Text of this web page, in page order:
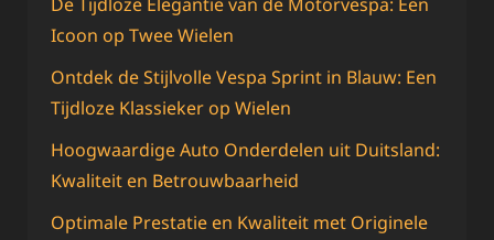
De Tijdloze Elegantie van de Motorvespa: Een
Icoon op Twee Wielen
Ontdek de Stijlvolle Vespa Sprint in Blauw: Een
Tijdloze Klassieker op Wielen
Hoogwaardige Auto Onderdelen uit Duitsland:
Kwaliteit en Betrouwbaarheid
Optimale Prestatie en Kwaliteit met Originele